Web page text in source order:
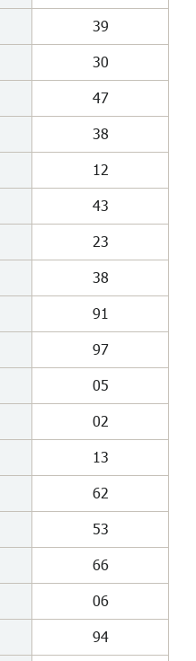
39
30
47
38
12
43
23
38
91
97
05
02
13
62
53
66
06
94